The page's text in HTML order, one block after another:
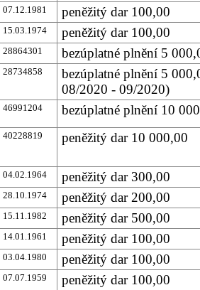
07.12.1981 peněžitý dar 100,00
15.03.1974 peněžitý dar 100,00
28864301 bezúplatné plnění 5
28734858
bezúplatné plnění 5
08/2020 - 09/2020)
46991204 bezúplatné plnění 10
40228819 peněžitý dar 10 000,00
04.02.1964 peněžitý dar 300,00
28.10.1974 peněžitý dar 200,00
15.11.1982 peněžitý dar 500,00
14.01.1961 peněžitý dar 100,00
03.04.1980 peněžitý dar 100,00
07.07.1959 peněžitý dar 100,00